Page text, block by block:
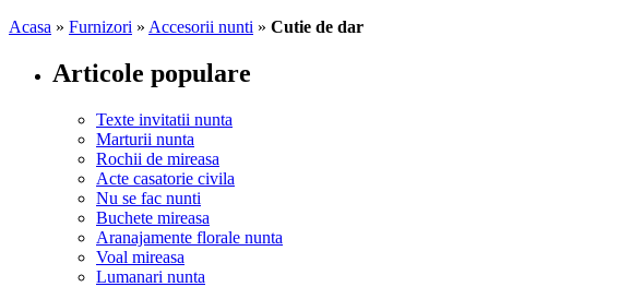
Acasa » Furnizori » Accesorii nunti » Cutie de dar
Articole populare
Texte invitatii nunta
Marturii nunta
Rochii de mireasa
Acte casatorie civila
Nu se fac nunti
Buchete mireasa
Aranajamente florale nunta
Voal mireasa
Lumanari nunta